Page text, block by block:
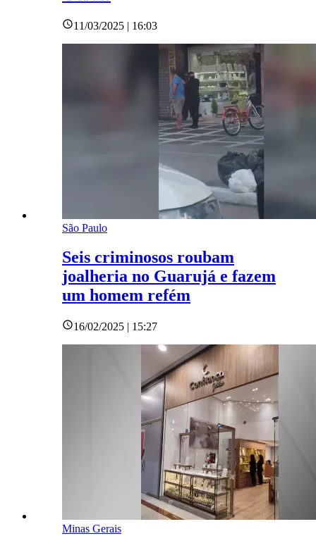
11/03/2025 | 16:03
São Paulo
Seis criminosos roubam
joalheria no Guarujá e fazem
um homem refém
16/02/2025 | 15:27
Minas Gerais